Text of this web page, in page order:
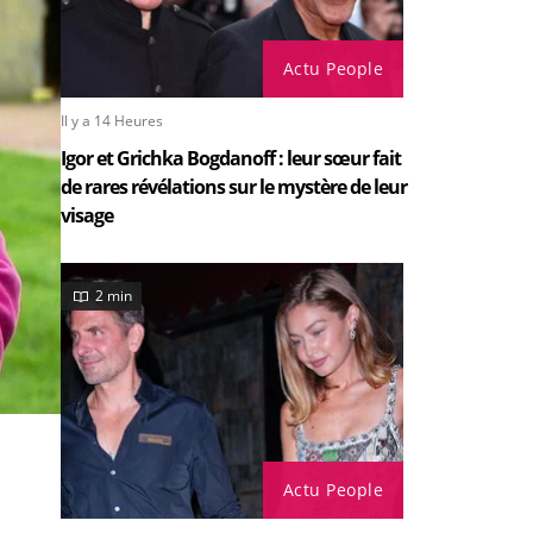
Actu People
Il y a 14 Heures
Igor et Grichka Bogdanoff : leur sœur fait
de rares révélations sur le mystère de leur
visage
Actu People
2 min